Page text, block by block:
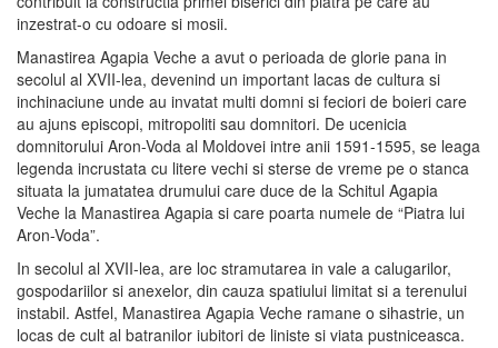
inzestrat-o cu odoare si mosii.
Manastirea Agapia Veche a avut o perioada de glorie pana in
secolul al XVII-lea, devenind un important lacas de cultura si
inchinaciune unde au invatat multi domni si feciori de boieri care
au ajuns episcopi, mitropoliti sau domnitori. De ucenicia
domnitorului Aron-Voda al Moldovei intre anii 1591-1595, se leaga
legenda incrustata cu litere vechi si sterse de vreme pe o stanca
situata la jumatatea drumului care duce de la Schitul Agapia
Veche la Manastirea Agapia si care poarta numele de “Piatra lui
Aron-Voda”.
In secolul al XVII-lea, are loc stramutarea in vale a calugarilor,
gospodariilor si anexelor, din cauza spatiului limitat si a terenului
instabil. Astfel, Manastirea Agapia Veche ramane o sihastrie, un
locas de cult al batranilor iubitori de liniste si viata pustniceasca.